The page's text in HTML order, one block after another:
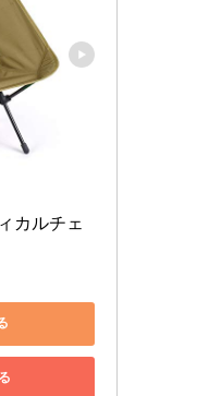
カルチェ